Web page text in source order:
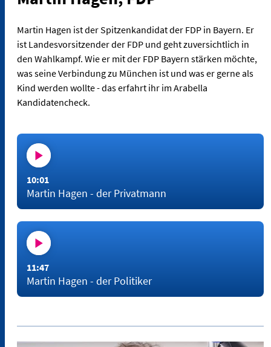
Martin Hagen ist der Spitzenkandidat der FDP in Bayern. Er
ist Landesvorsitzender der FDP und geht zuversichtlich in
den Wahlkampf. Wie er mit der FDP Bayern stärken möchte,
was seine Verbindung zu München ist und was er gerne als
Kind werden wollte - das erfahrt ihr im Arabella
Kandidatencheck.
10:01
Martin Hagen - der Privatmann
11:47
Martin Hagen - der Politiker